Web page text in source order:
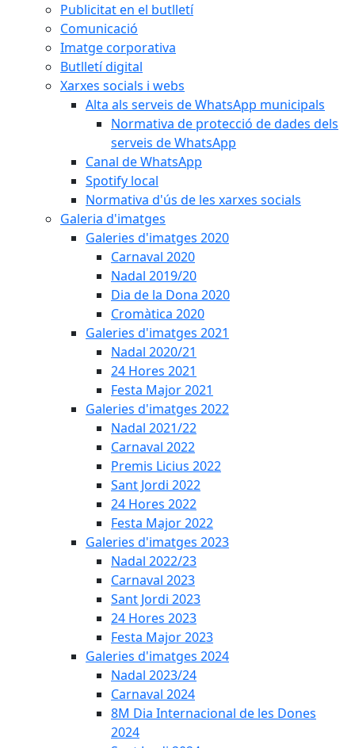
Publicitat en el butlletí
Comunicació
Imatge corporativa
Butlletí digital
Xarxes socials i webs
Alta als serveis de WhatsApp municipals
Normativa de protecció de dades dels
serveis de WhatsApp
Canal de WhatsApp
Spotify local
Normativa d'ús de les xarxes socials
Galeria d'imatges
Galeries d'imatges 2020
Carnaval 2020
Nadal 2019/20
Dia de la Dona 2020
Cromàtica 2020
Galeries d'imatges 2021
Nadal 2020/21
24 Hores 2021
Festa Major 2021
Galeries d'imatges 2022
Nadal 2021/22
Carnaval 2022
Premis Licius 2022
Sant Jordi 2022
24 Hores 2022
Festa Major 2022
Galeries d'imatges 2023
Nadal 2022/23
Carnaval 2023
Sant Jordi 2023
24 Hores 2023
Festa Major 2023
Galeries d'imatges 2024
Nadal 2023/24
Carnaval 2024
8M Dia Internacional de les Dones
2024